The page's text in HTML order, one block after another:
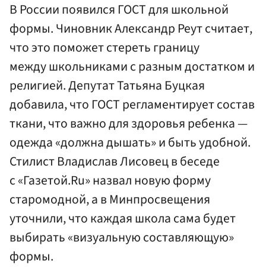
В России появился ГОСТ для школьной
формы. Чиновник Александр Реут считает,
что это поможет стереть границу
между школьниками с разным достатком и
религией. Депутат Татьяна Буцкая
добавила, что ГОСТ регламентирует состав
ткани, что важно для здоровья ребенка —
одежда «должна дышать» и быть удобной.
Стилист Владислав Лисовец в беседе
с «Газетой.Ru» назвал новую форму
старомодной, а в Минпросвещения
уточнили, что каждая школа сама будет
выбирать «визуальную составляющую»
формы.